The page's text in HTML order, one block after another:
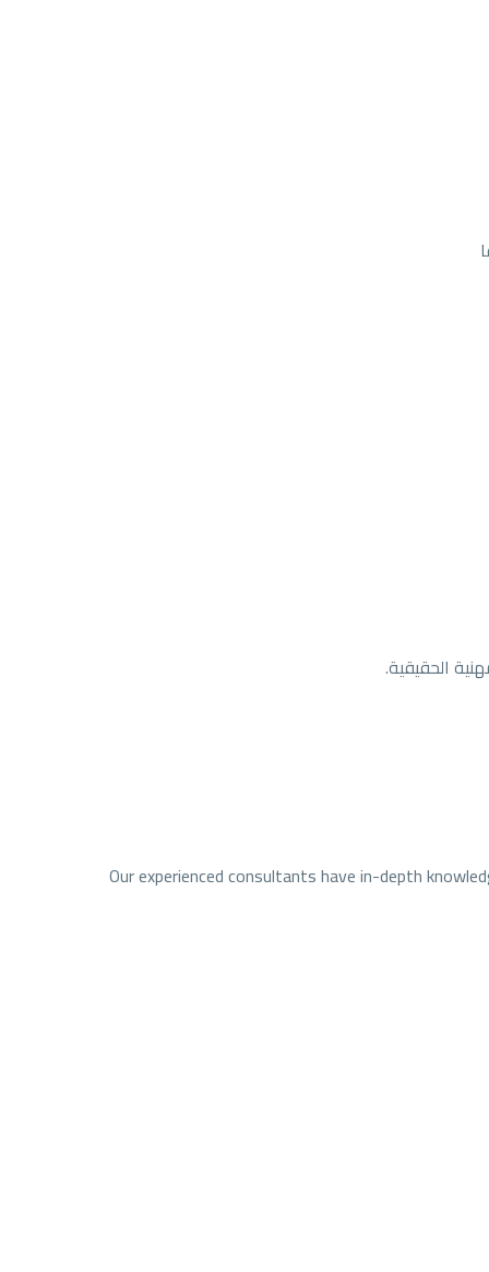
الحقيقية.
Our experienced consultants have in-depth